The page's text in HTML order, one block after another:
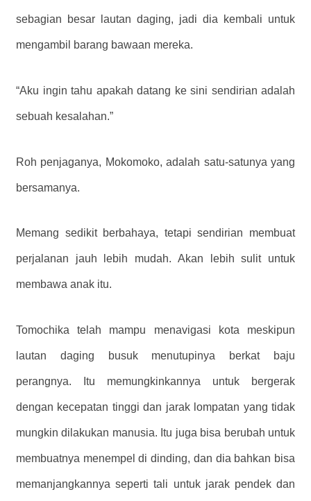
sebagian besar lautan daging, jadi dia kembali untuk
mengambil barang bawaan mereka.
“Aku ingin tahu apakah datang ke sini sendirian adalah
sebuah kesalahan.”
Roh penjaganya, Mokomoko, adalah satu-satunya yang
bersamanya.
Memang sedikit berbahaya, tetapi sendirian membuat
perjalanan jauh lebih mudah. Akan lebih sulit untuk
membawa anak itu.
Tomochika telah mampu menavigasi kota meskipun
lautan daging busuk menutupinya berkat baju
perangnya. Itu memungkinkannya untuk bergerak
dengan kecepatan tinggi dan jarak lompatan yang tidak
mungkin dilakukan manusia. Itu juga bisa berubah untuk
membuatnya menempel di dinding, dan dia bahkan bisa
memanjangkannya seperti tali untuk jarak pendek dan